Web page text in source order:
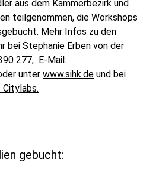
aus dem Kammerbezirk und
teilgenommen, die Workshops
Mehr Infos zu den
bei Stephanie Erben von der
277, E-Mail:
unter www.sihk.de und bei
gebucht: